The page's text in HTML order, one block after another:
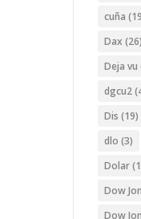
cuña
Dax (26)
Deja vu
dgcu2
Dis (19)
dlo (3)
Dolar
Dow
Dow